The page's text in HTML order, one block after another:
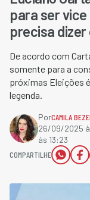
para ser
precisa dizer
De acordo com
somente para a
próximas Eleições
legenda.
PorCAMILA
26/09/2025
às 13:23
COMPARTILHE